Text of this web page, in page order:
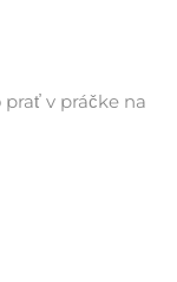
v práčke na